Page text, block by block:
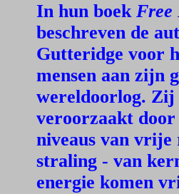
In hun boek Free
beschreven de
Gutteridge voor
mensen aan zijn
wereldoorlog. Zij
veroorzaakt
niveaus van vrije
straling - van
energie komen